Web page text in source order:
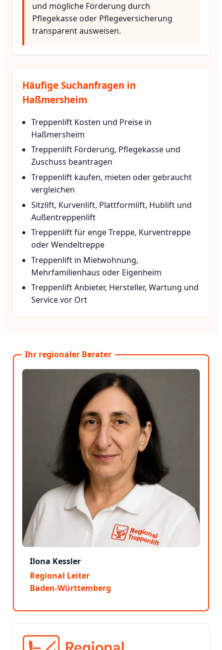
und mögliche Förderung durch
Pflegekasse oder Pflegeversicherung
transparent ausweisen.
Häufige Suchanfragen in
Haßmersheim
Treppenlift Kosten und Preise in
Haßmersheim
Treppenlift Förderung, Pflegekasse und
Zuschuss beantragen
Treppenlift kaufen, mieten oder gebraucht
vergleichen
Sitzlift, Kurvenlift, Plattformlift, Hublift und
Außentreppenlift
Treppenlift für enge Treppe, Kurventreppe
oder Wendeltreppe
Treppenlift in Mietwohnung,
Mehrfamilienhaus oder Eigenheim
Treppenlift Anbieter, Hersteller, Wartung und
Service vor Ort
Ihr regionaler Berater
Ilona Kessler
Regional Leiter
Baden-Württemberg